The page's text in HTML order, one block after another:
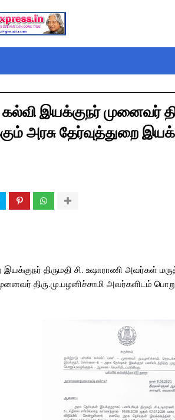
இயக்குநர் முனைவர்
அரசு தேர்வுத்துறை
இயக்குநர் திருமதி சி. உஷாராணி அவர்கள்
திரு.மு.பழனிச்சாமி அவர்களிடம்